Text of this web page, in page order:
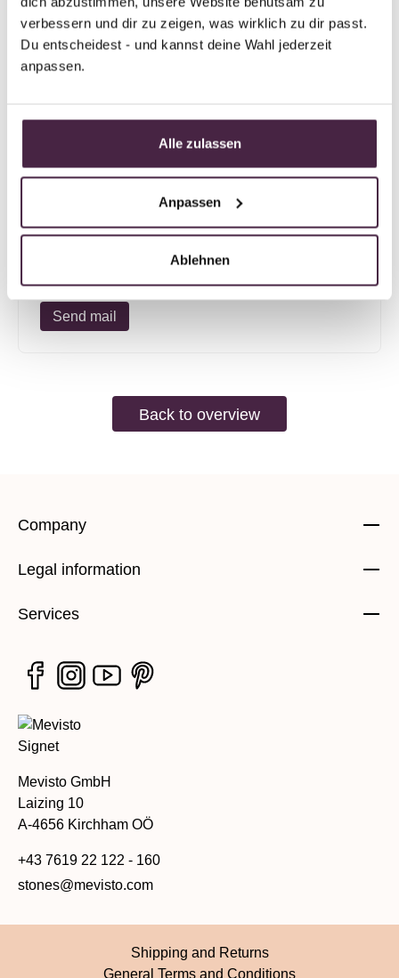
verbessern und dir zu zeigen, was wirklich zu dir passt.
Du entscheidest - und kannst deine Wahl jederzeit
anpassen.
Alle zulassen
Anpassen
Ablehnen
Send mail
Partner without certification
Bestattungsinstitut Pietät Emil Schleicher
Hauptstraße 33
Send mail
Back to overview
Company
Legal information
Services
Mevisto GmbH
Laizing 10
A-4656 Kirchham OÖ
+43 7619 22 122 - 160
stones@mevisto.com
Shipping and Returns
General Terms and Conditions